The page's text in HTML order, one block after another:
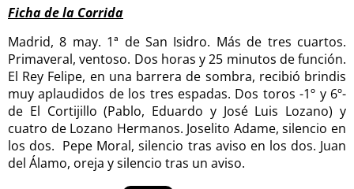
Ficha de la Corrida
Madrid, 8 may. 1ª de San Isidro. Más de tres cuartos.
Primaveral, ventoso. Dos horas y 25 minutos de función.
El Rey Felipe, en una barrera de sombra, recibió brindis
muy aplaudidos de los tres espadas. Dos toros -1º y 6º-
de El Cortijillo (Pablo, Eduardo y José Luis Lozano) y
cuatro de Lozano Hermanos. Joselito Adame, silencio en
los dos. Pepe Moral, silencio tras aviso en los dos. Juan
del Álamo, oreja y silencio tras un aviso.